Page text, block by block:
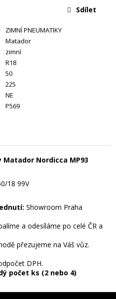
ZIMNÍ PNEUMATIKY
Matador
zimní
R18
50
225
NE
P569
Sdílet
Nordicca MP93
18 99V
Showroom Praha
a odesíláme po celé ČR a
přezujeme na Váš vůz.
DPH.
počet ks (2 nebo 4)